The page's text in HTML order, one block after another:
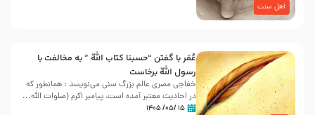
اهل سنت
عُمَر با گفتن “حسبنا كتاب اللّه ” به مخالفت با
رسول اللّه برخاست
خفاجی مصری عالم بزرگ سنی می‌نویسد : همانطور که
در احادیث معتبر آمده است، پیامبر اکرم (صلوات اللّه...
۱۵ /۰۵/ ۱۴۰۵